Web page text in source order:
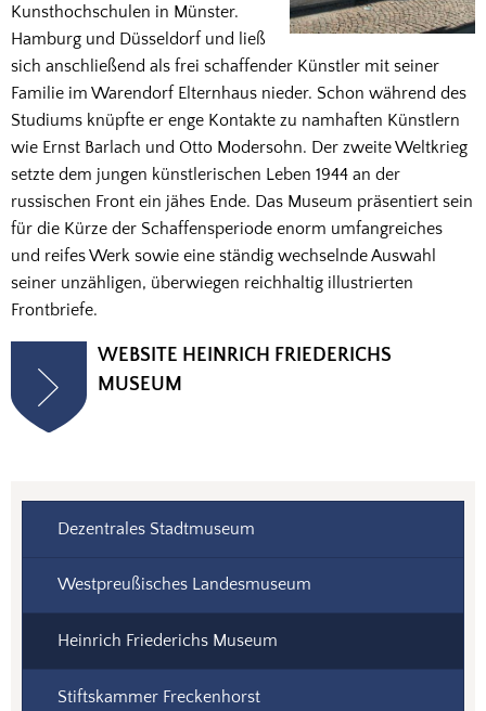
Kunsthochschulen in Münster.
Hamburg und Düsseldorf und ließ
sich anschließend als frei schaffender Künstler mit seiner
Familie im Warendorf Elternhaus nieder. Schon während des
Studiums knüpfte er enge Kontakte zu namhaften Künstlern
wie Ernst Barlach und Otto Modersohn. Der zweite Weltkrieg
setzte dem jungen künstlerischen Leben 1944 an der
russischen Front ein jähes Ende. Das Museum präsentiert sein
für die Kürze der Schaffensperiode enorm umfangreiches
und reifes Werk sowie eine ständig wechselnde Auswahl
seiner unzähligen, überwiegen reichhaltig illustrierten
Frontbriefe.
WEBSITE HEINRICH FRIEDERICHS
MUSEUM
Dezentrales Stadtmuseum
Westpreußisches Landesmuseum
Heinrich Friederichs Museum
Stiftskammer Freckenhorst